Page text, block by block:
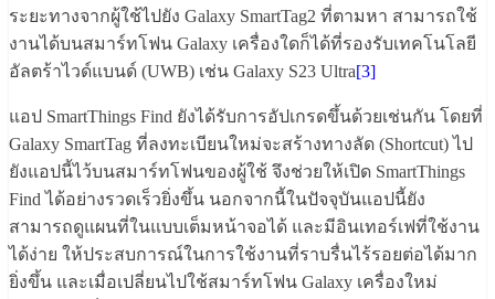
ระยะทางจากผู้ใช้ไปยัง Galaxy SmartTag2 ที่ตามหา สามารถใช้
งานได้บนสมาร์ทโฟน Galaxy เครื่องใดก็ได้ที่รองรับเทคโนโลยี
อัลตร้าไวด์แบนด์ (UWB) เช่น Galaxy S23 Ultra[3]
แอป SmartThings Find ยังได้รับการอัปเกรดขึ้นด้วยเช่นกัน โดยที่
Galaxy SmartTag ที่ลงทะเบียนใหม่จะสร้างทางลัด (Shortcut) ไป
ยังแอปนี้ไว้บนสมาร์ทโฟนของผู้ใช้ จึงช่วยให้เปิด SmartThings
Find ได้อย่างรวดเร็วยิ่งขึ้น นอกจากนี้ในปัจจุบันแอปนี้ยัง
สามารถดูแผนที่ในแบบเต็มหน้าจอได้ และมีอินเทอร์เฟที่ใช้งาน
ได้ง่าย ให้ประสบการณ์ในการใช้งานที่ราบรื่นไร้รอยต่อได้มาก
ยิ่งขึ้น และเมื่อเปลี่ยนไปใช้สมาร์ทโฟน Galaxy เครื่องใหม่